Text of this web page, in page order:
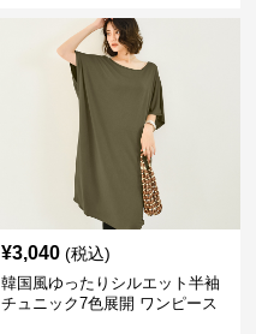
¥3,040 (税込)
韓国風ゆったりシルエット半袖
チュニック7色展開 ワンピース